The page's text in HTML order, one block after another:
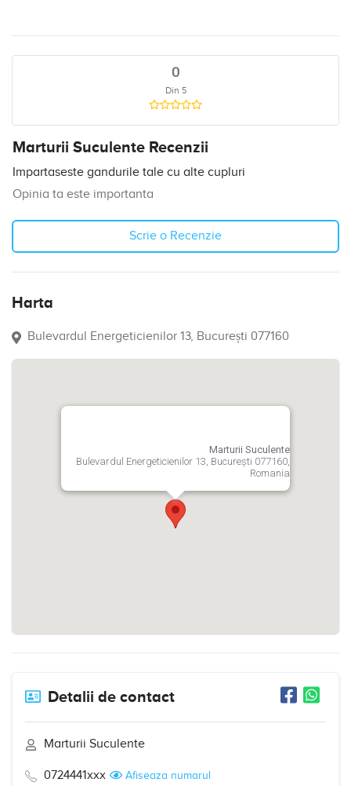
0
Din 5
Marturii Suculente Recenzii
Impartaseste gandurile tale cu alte cupluri
Opinia ta este importanta
Scrie o Recenzie
Harta
Bulevardul Energeticienilor 13, București 077160
Marturii Suculente
Bulevardul Energeticienilor 13, București 077160,
Romania
Detalii de contact
Marturii Suculente
0724441xxx Afiseaza numarul